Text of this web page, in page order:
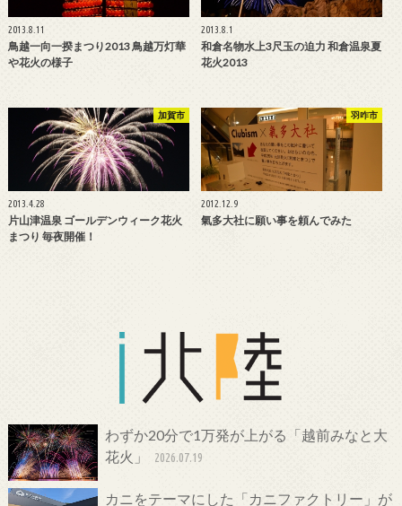
2013.8.11
鳥越一向一揆まつり2013 鳥越万灯華
や花火の様子
2013.8.1
和倉名物水上3尺玉の迫力 和倉温泉夏
花火2013
加賀市
2013.4.28
片山津温泉 ゴールデンウィーク花火
まつり 毎夜開催！
羽咋市
2012.12.9
氣多大社に願い事を頼んでみた
わずか20分で1万発が上がる「越前みなと大
花火」
2026.07.19
カニをテーマにした「カニファクトリー」が